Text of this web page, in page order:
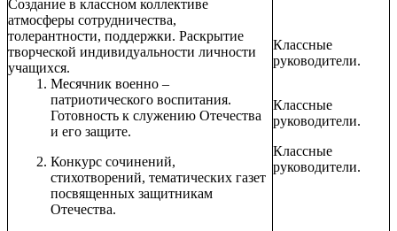
Создание в классном коллективе
атмосферы сотрудничества,
толерантности, поддержки. Раскрытие
творческой индивидуальности личности
учащихся.
Месячник военно –
патриотического воспитания.
Готовность к служению Отечества
и его защите.
Конкурс сочинений,
стихотворений, тематических газет
посвященных защитникам
Отечества.
Классные
руководители.
Классные
руководители.
Классные
руководители.